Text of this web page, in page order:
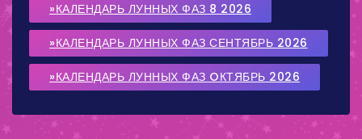
»КАЛЕНДАРЬ ЛУННЫХ ФАЗ 8 2026
»КАЛЕНДАРЬ ЛУННЫХ ФАЗ СЕНТЯБРЬ 2026
»КАЛЕНДАРЬ ЛУННЫХ ФАЗ OКТЯБРЬ 2026